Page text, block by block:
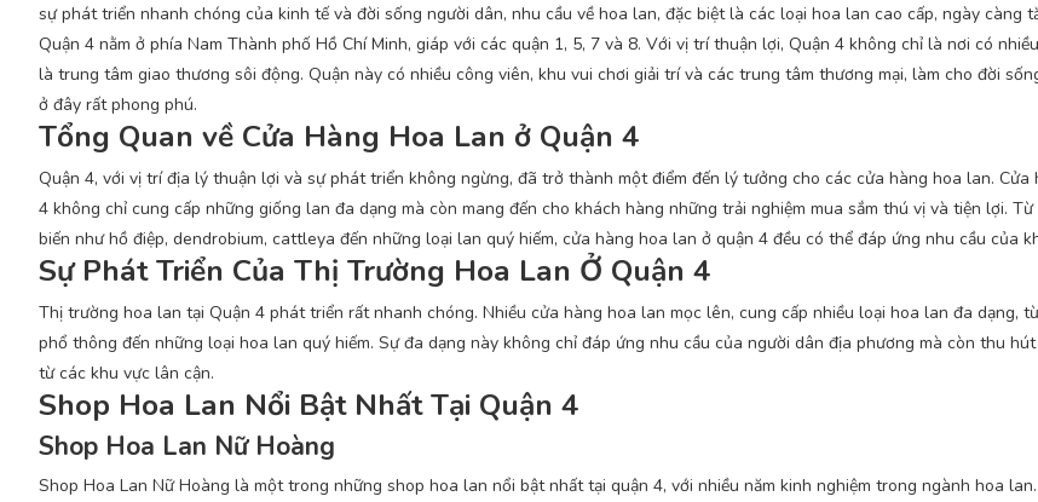
sự phát triển nhanh chóng của kinh tế và đời sống người dân, nhu cầu về hoa lan, đặc biệt là các loại hoa lan cao cấp, ngày càng
Quận 4 nằm ở phía Nam Thành phố Hồ Chí Minh, giáp với các quận 1, 5, 7 và 8. Với vị trí thuận lợi, Quận 4 không chỉ là nơi có
là trung tâm giao thương sôi động. Quận này có nhiều công viên, khu vui chơi giải trí và các trung tâm thương mại, làm cho đời
ở đây rất phong phú.
Tổng Quan về Cửa Hàng Hoa Lan ở Quận 4
Quận 4, với vị trí địa lý thuận lợi và sự phát triển không ngừng, đã trở thành một điểm đến lý tưởng cho các cửa hàng hoa lan. Cửa
4 không chỉ cung cấp những giống lan đa dạng mà còn mang đến cho khách hàng những trải nghiệm mua sắm thú vị và tiện lợi.
biến như hồ điệp, dendrobium, cattleya đến những loại lan quý hiếm, cửa hàng hoa lan ở quận 4 đều có thể đáp ứng nhu cầu của
Sự Phát Triển Của Thị Trường Hoa Lan Ở Quận 4
Thị trường hoa lan tại Quận 4 phát triển rất nhanh chóng. Nhiều cửa hàng hoa lan mọc lên, cung cấp nhiều loại hoa lan đa dạng,
phổ thông đến những loại hoa lan quý hiếm. Sự đa dạng này không chỉ đáp ứng nhu cầu của người dân địa phương mà còn thu
từ các khu vực lân cận.
Shop Hoa Lan Nổi Bật Nhất Tại Quận 4
Shop Hoa Lan Nữ Hoàng
Shop Hoa Lan Nữ Hoàng là một trong những shop hoa lan nổi bật nhất tại quận 4, với nhiều năm kinh nghiệm trong ngành hoa